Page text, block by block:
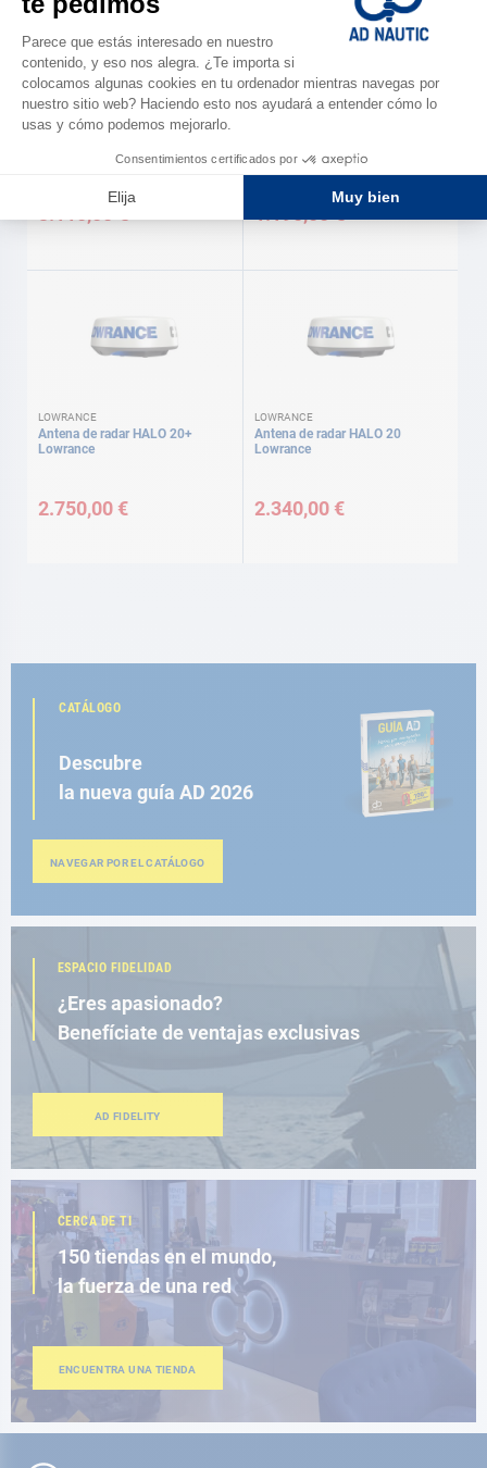
B&G
LOWRANCE
Antena de radar HALO 20+
Lowrance
2.750,00 €
LOWRANCE
Antena de radar HALO 20
Lowrance
2.340,00 €
CATÁLOGO
Descubre
la nueva guía AD 2026
NAVEGAR POR EL CATÁLOGO
ESPACIO FIDELIDAD
¿Eres apasionado?
Benefíciate de ventajas exclusivas
AD FIDELITY
CERCA DE TI
150 tiendas en el mundo,
la fuerza de una red
ENCUENTRA UNA TIENDA